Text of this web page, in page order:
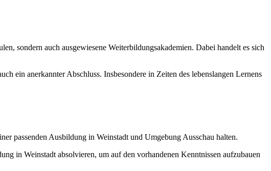
sondern auch ausgewiesene Weiterbildungsakademien. Dabei handelt es sich
ein anerkannter Abschluss. Insbesondere in Zeiten des lebenslangen Lernens
passenden Ausbildung in Weinstadt und Umgebung Ausschau halten.
in Weinstadt absolvieren, um auf den vorhandenen Kenntnissen aufzubauen